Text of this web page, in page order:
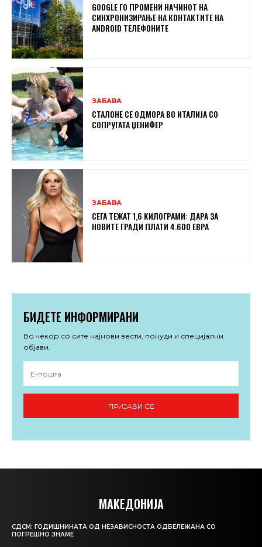
GOOGLE ГО ПРОМЕНИ НАЧИНОТ НА
СИНХРОНИЗИРАЊЕ НА КОНТАКТИТЕ НА
ANDROID ТЕЛЕФОНИТЕ
ЗАБАВА
СТАЛОНЕ СЕ ОДМОРА ВО ИТАЛИЈА СО
СОПРУГАТА ЏЕНИФЕР
ЗАБАВА
СЕГА ТЕЖАТ 1,6 КИЛОГРАМИ: ДАРА ЗА
НОВИТЕ ГРАДИ ПЛАТИ 4.600 ЕВРА
БИДЕТЕ ИНФОРМИРАНИ
Во чекор со сите најнови вести, понуди и специјални
објави.
ПРИЈАВИ СЕ
МАКЕДОНИЈА
СДСМ: ГОДИШНИНАТА ОД НЕЗАВИСНОСТА ОДБЕЛЕЖАНА СО
ПОГРЕШНО ЗНАМЕ